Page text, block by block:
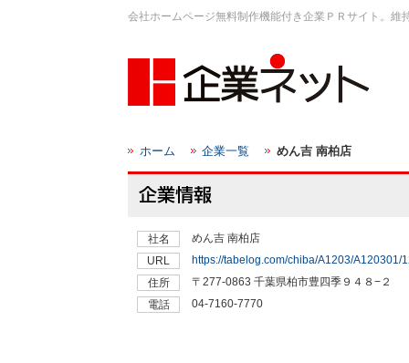
会社ホームページ無料制作機能付き企業ＰＲサイト。
ホーム 企業一覧 めん吉 南柏店
社名
めん吉 南柏店
URL
https://tabelog.com/chiba/A1203/A120301/
住所
〒277-0863 千葉県柏市豊四季９４８−２
電話
04-7160-7770